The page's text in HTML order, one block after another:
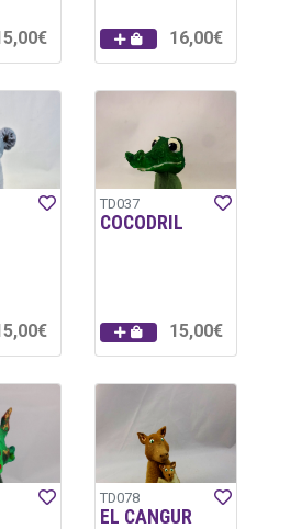
16,00€
TD037
COCODRIL
15,00€
TD078
EL CANGUR